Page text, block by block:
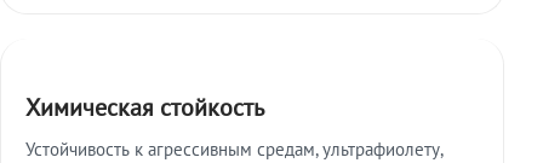
Химическая стойкость
Устойчивость к агрессивным средам, ультрафиолету,